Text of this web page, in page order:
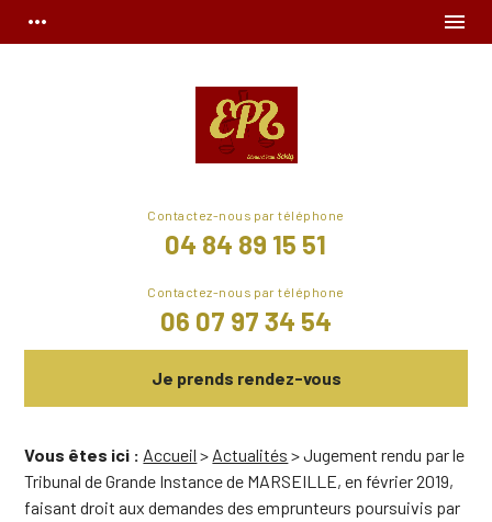
more_horiz menu
04 84 89 15 51
06 07 97 34 54
Je prends rendez-vous
Vous êtes ici : Accueil > Actualités > Jugement rendu par le
Tribunal de Grande Instance de MARSEILLE, en février 2019,
faisant droit aux demandes des emprunteurs poursuivis par